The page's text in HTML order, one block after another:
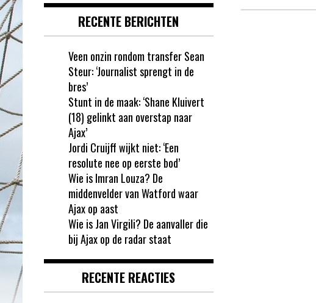
RECENTE BERICHTEN
Veen onzin rondom transfer Sean
Steur: ‘Journalist sprengt in de
bres’
Stunt in de maak: ‘Shane Kluivert
(18) gelinkt aan overstap naar
Ajax’
Jordi Cruijff wijkt niet: ‘Een
resolute nee op eerste bod’
Wie is Imran Louza? De
middenvelder van Watford waar
Ajax op aast
Wie is Jan Virgili? De aanvaller die
bij Ajax op de radar staat
RECENTE REACTIES